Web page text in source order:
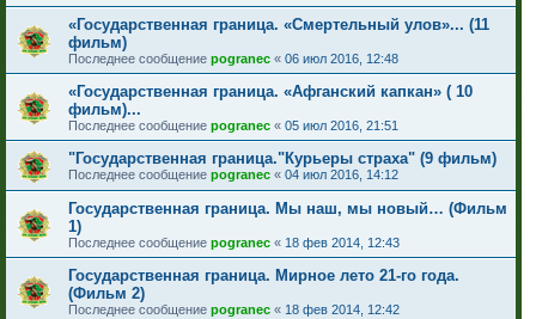
«Государственная граница. «Смертельный улов»... (11
фильм)
Последнее сообщение pogranec « 06 июл 2016, 12:48
«Государственная граница. «Афганский капкан» ( 10
фильм)...
Последнее сообщение pogranec « 05 июл 2016, 21:51
"Государственная граница."Курьеры страха" (9 фильм)
Последнее сообщение pogranec « 04 июл 2016, 14:12
Государственная граница. Мы наш, мы новый… (Фильм
1)
Последнее сообщение pogranec « 18 фев 2014, 12:43
Государственная граница. Мирное лето 21-го года.
(Фильм 2)
Последнее сообщение pogranec « 18 фев 2014, 12:42